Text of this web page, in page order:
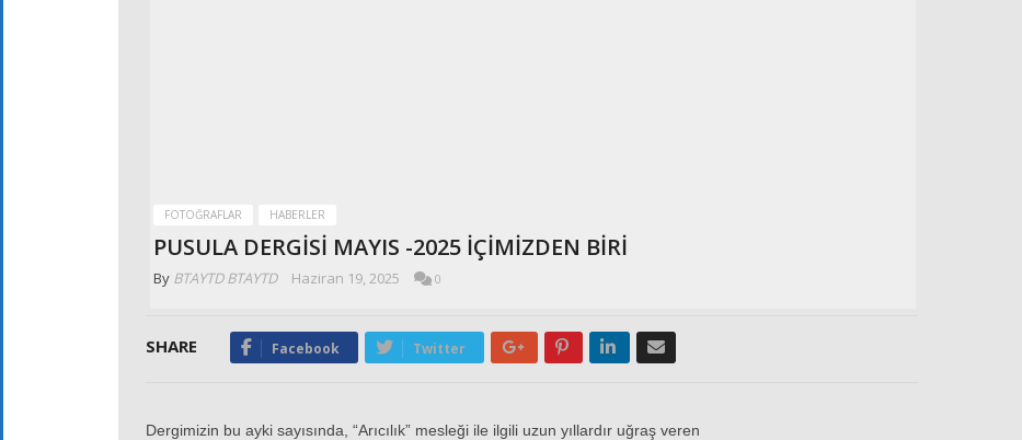
FOTOĞRAFLAR HABERLER
PUSULA DERGİSİ MAYIS -2025 İÇİMİZDEN BİRİ
By BTAYTD BTAYTD Haziran 19, 2025 0
SHARE Facebook Twitter Google+ PinterestLinkedIn
Dergimizin bu ayki sayısında, “Arıcılık” mesleği ile ilgili uzun yıllardır uğraş veren